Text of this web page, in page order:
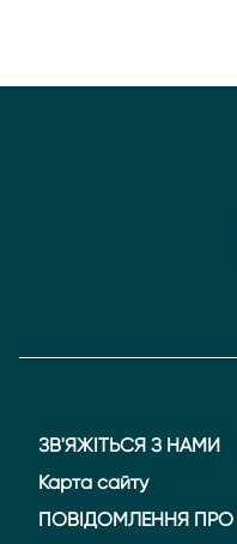
ЗВ'ЯЖІТЬСЯ З НАМИ
Карта сайту
ПОВІДОМЛЕННЯ ПРО